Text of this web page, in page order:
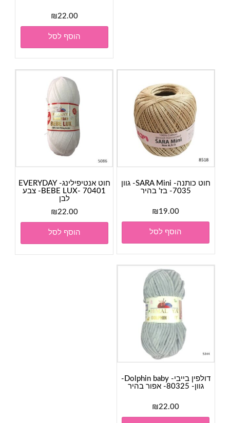
₪22.00
הוסף לסל
חוט אנטיפילינג- EVERYDAY
BEBE LUX- 70401- צבע
לבן
₪22.00
הוסף לסל
חוט כותנה- SARA Mini- גוון
7035- בז' בהיר
₪19.00
הוסף לסל
דולפין בייבי- Dolphin baby-
גוון- 80325- אפור בהיר
₪22.00